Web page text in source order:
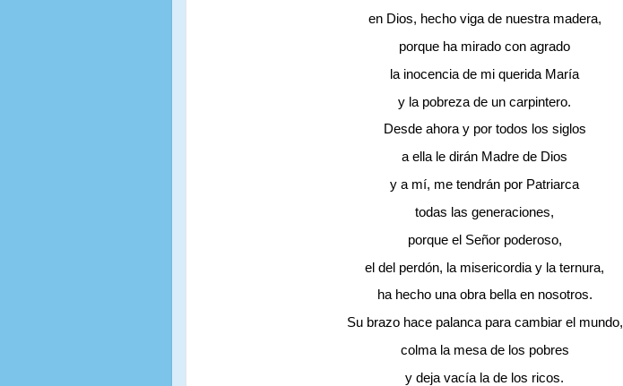
en Dios, hecho viga de nuestra madera,
porque ha mirado con agrado
la inocencia de mi querida María
y la pobreza de un carpintero.
Desde ahora y por todos los siglos
a ella le dirán Madre de Dios
y a mí, me tendrán por Patriarca
todas las generaciones,
porque el Señor poderoso,
el del perdón, la misericordia y la ternura,
ha hecho una obra bella en nosotros.
Su brazo hace palanca para cambiar el mundo,
colma la mesa de los pobres
y deja vacía la de los ricos.